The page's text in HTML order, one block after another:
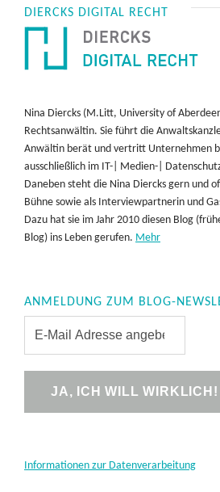
DIERCKS DIGITAL RECHT
Nina Diercks (M.Litt, University of
Rechtsanwältin. Sie führt die
Anwältin berät und vertritt Unternehmen
ausschließlich im IT-| Medien-|
Daneben steht die Nina Diercks gern und
Bühne sowie als Interviewpartnerin und
Dazu hat sie im Jahr 2010 diesen Blog
Blog) ins Leben gerufen. Mehr
ANMELDUNG ZUM BLOG-
Informationen zur Datenverarbeitung